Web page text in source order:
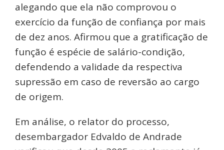
alegando que ela não comprovou o
exercício da função de confiança por mais
de dez anos. Afirmou que a gratificação de
função é espécie de salário-condição,
defendendo a validade da respectiva
supressão em caso de reversão ao cargo
de origem.
Em análise, o relator do processo,
desembargador Edvaldo de Andrade